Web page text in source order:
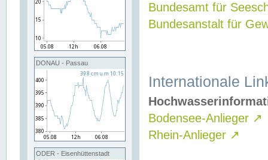
DONAU - Passau
ODER - Eisenhüttenstadt
Bundesamt für
Bundesanstalt für
Internationale
Bodensee-Anlieger ↗
Rhein-Anlieger ↗